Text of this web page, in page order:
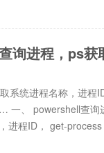
询进程，ps获
系统进程名称，进程
一、 powershell查询
进程ID， get-